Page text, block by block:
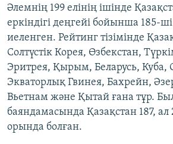
Әлемнің 199 елінің ішінде
еркіндігі деңгейі бойынша 185-
иеленген. Рейтинг тізімінде
Солтүстік Корея, Өзбекстан,
Эритрея, Қырым, Беларусь, Куба,
Экваторлық Гвинея, Бахрейн,
Вьетнам және Қытай ғана тұр.
баяндамасында Қазақстан 187,
орында болған.